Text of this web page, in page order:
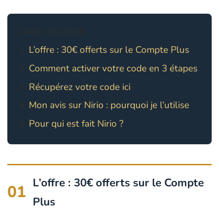
L’offre : 30€ offerts sur le Compte Plus
Comment activer votre code en 3 étapes
Récupérez votre code ici
Mon avis sur Nirio : pourquoi je l’utilise
Pour qui est fait Nirio ?
01 L’offre : 30€ offerts sur le Compte
Plus